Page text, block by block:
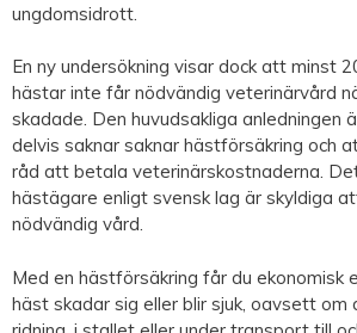
ungdomsidrott.
En ny undersökning visar dock att minst
hästar inte får nödvändig veterinärvård
skadade. Den huvudsakliga anledningen
delvis saknar saknar hästförsäkring och
råd att betala veterinärskostnaderna.
hästägare enligt svensk lag är skyldiga
nödvändig vård.
Med en hästförsäkring får du ekonomisk
häst skadar sig eller blir sjuk, oavsett om